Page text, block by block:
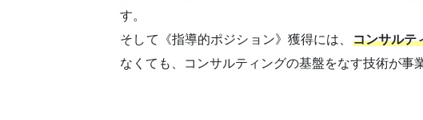
す。
そして《指導的ポジション》獲得には、 コンサルテ
なくても、コンサルティングの基盤をなす技術が事